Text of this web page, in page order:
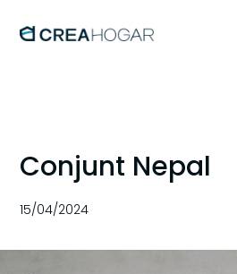
Conjunt Nepal
15/04/2024